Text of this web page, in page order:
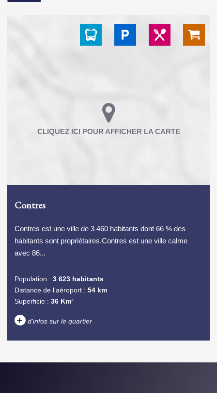
Contres
Contres est une ville de 3 460 habitants dont 66 % des
habitants sont propriétaires.Contres est une ville calme
avec 86...
Population : 3 623 habitants
Distance de l'aéroport : 54 km
Superficie : 36 Km²
+ d'infos sur le quartier